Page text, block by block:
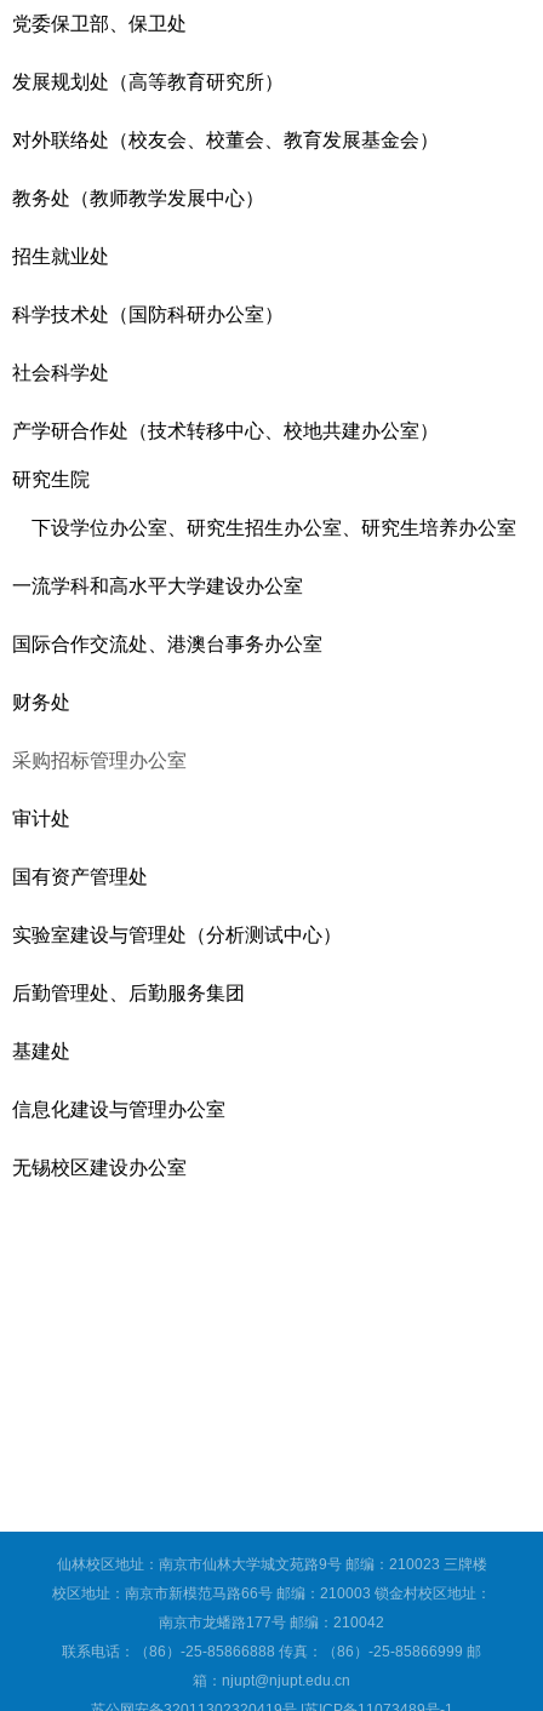
党委保卫部 保卫处
发展规划处 （高等教育研究所）
对外联络处 （校友会 校董会 教育发展基金会）
教务处 （教师教学发展中心）
招生就业处
科学技术处 （国防科研办公室）
社会科学处
产学研合作处 （技术转移中心、校地共建办公室）
研究生院
下设学位办公室、研究生招生办公室、研究生培养办公室
一流学科和高水平大学建设办公室
国际合作交流处、港澳台事务办公室
财务处
采购招标管理办公室
审计处
国有资产管理处
实验室建设与管理处 （分析测试中心）
后勤管理处、后勤服务集团
基建处
信息化建设与管理办公室
无锡校区建设办公室
仙林校区地址：南京市仙林大学城文苑路9号 邮编：210023 三牌楼
校区地址：南京市新模范马路66号 邮编：210003 锁金村校区地址：
南京市龙蟠路177号 邮编：210042
联系电话：（86）-25-85866888 传真：（86）-25-85866999 邮
箱：njupt@njupt.edu.cn